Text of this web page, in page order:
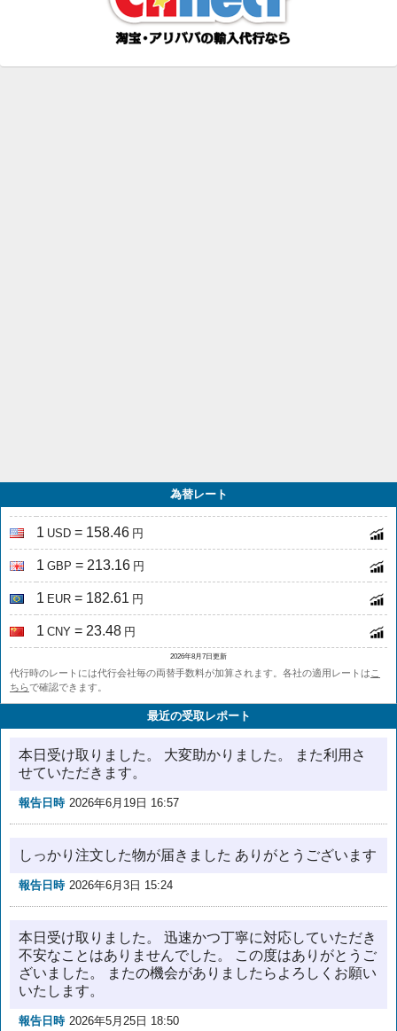
為替レート
1 USD = 158.46 円
1 GBP = 213.16 円
1 EUR = 182.61 円
1 CNY = 23.48 円
2026年8月7日更新
代行時のレートには代行会社毎の両替手数料が加算されます。各社の適用レートは こ
ちらで確認できます。
最近の受取レポート
本日受け取りました。 大変助かりました。 また利用さ
せていただきます。
報告日時 2026年6月19日 16:57
しっかり注文した物が届きました ありがとうございます
報告日時 2026年6月3日 15:24
本日受け取りました。 迅速かつ丁寧に対応していただき
不安なことはありませんでした。 この度はありがとうご
ざいました。 またの機会がありましたらよろしくお願い
いたします。
報告日時 2026年5月25日 18:50